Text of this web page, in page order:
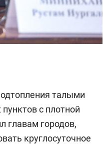
талыми
с плотной
главам городов,
круглосуточное